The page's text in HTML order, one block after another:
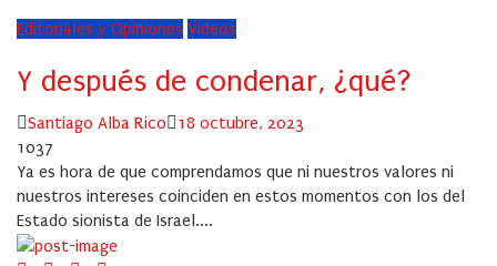
Editoriales y Opiniones Videos
Y después de condenar, ¿qué?
Author
Santiago Alba Rico
Posted
18 octubre, 2023
1037
Ya es hora de que comprendamos que ni nuestros valores ni
nuestros intereses coinciden en estos momentos con los del
Estado sionista de Israel....